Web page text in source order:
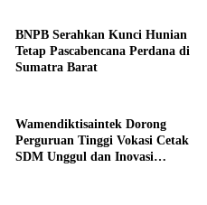
BNPB Serahkan Kunci Hunian
Tetap Pascabencana Perdana di
Sumatra Barat
Wamendiktisaintek Dorong
Perguruan Tinggi Vokasi Cetak
SDM Unggul dan Inovasi